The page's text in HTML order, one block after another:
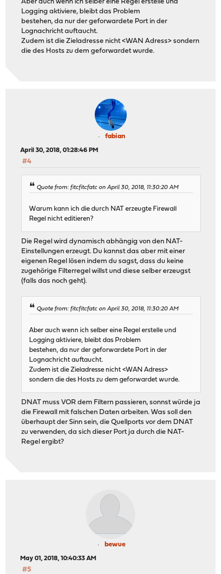
Aber auch wenn ich selber eine Regel erstelle und
Logging aktiviere, bleibt das Problem
bestehen, da nur der geforwardete Port in der
Lognachricht auftaucht.
Zudem ist die Zieladresse nicht <WAN Adress> sondern
die des Hosts zu dem geforwardet wurde.
fabian
April 30, 2018, 01:28:46 PM
#4
Quote from: fitcfitcfatc on April 30, 2018, 11:30:20 AM
Warum kann ich die durch NAT erzeugte Firewall
Regel nicht editieren?
Die Regel wird dynamisch abhängig von den NAT-
Einstellungen erzeugt. Du kannst das aber mit einer
eigenen Regel lösen indem du sagst, dass du keine
zugehörige Filterregel willst und diese selber erzeugst
(falls das noch geht).
Quote from: fitcfitcfatc on April 30, 2018, 11:30:20 AM
Aber auch wenn ich selber eine Regel erstelle und
Logging aktiviere, bleibt das Problem
bestehen, da nur der geforwardete Port in der
Lognachricht auftaucht.
Zudem ist die Zieladresse nicht <WAN Adress>
sondern die des Hosts zu dem geforwardet wurde.
DNAT muss VOR dem Filtern passieren, sonnst würde ja
die Firewall mit falschen Daten arbeiten. Was soll den
überhaupt der Sinn sein, die Quellports vor dem DNAT
zu verwenden, da sich dieser Port ja durch die NAT-
Regel ergibt?
bewue
May 01, 2018, 10:40:33 AM
#5